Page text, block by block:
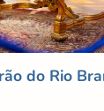
do Rio